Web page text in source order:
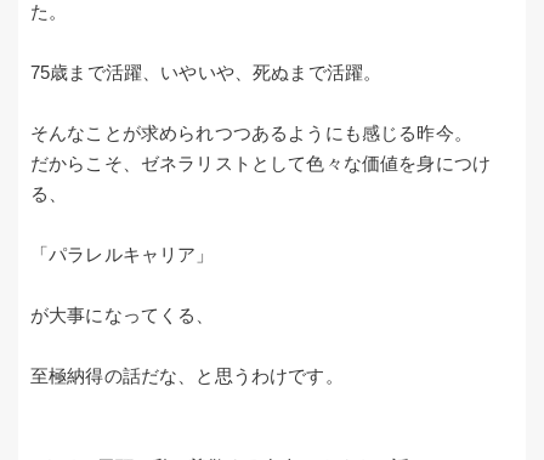
た。
75歳まで活躍、いやいや、死ぬまで活躍。
そんなことが求められつつあるようにも感じる昨今。
だからこそ、ゼネラリストとして色々な価値を身につけ
る、
「パラレルキャリア」
が大事になってくる、
至極納得の話だな、と思うわけです。